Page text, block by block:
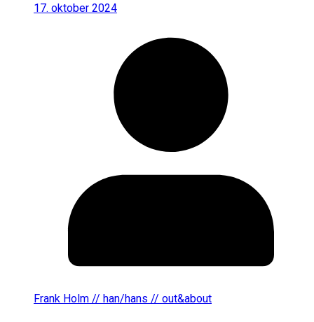
17. oktober 2024
Frank Holm // han/hans // out&about